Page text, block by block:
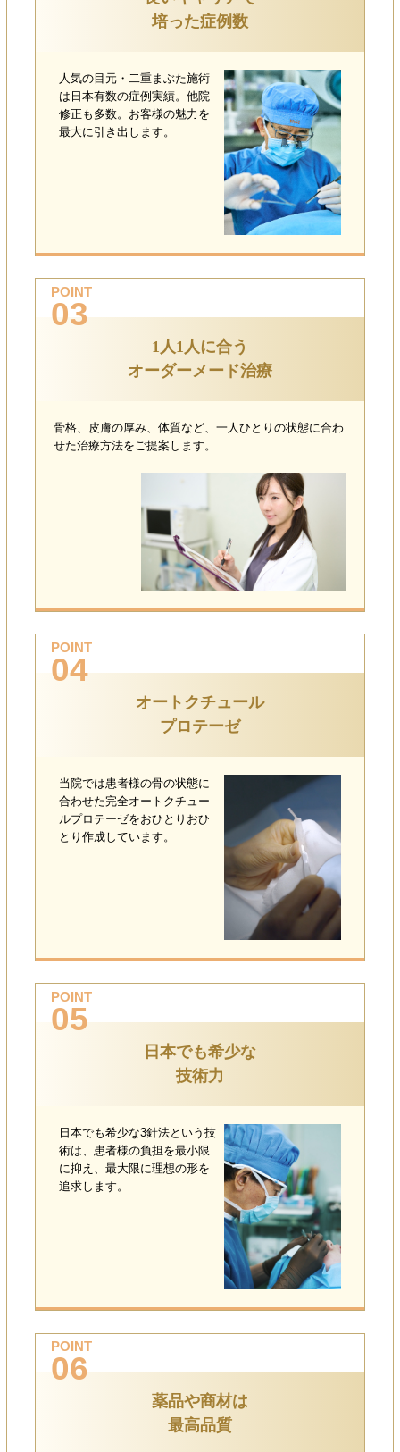
培った症例数
人気の目元・二重まぶた施術
は日本有数の症例実績。他院
修正も多数。お客様の魅力を
最大に引き出します。
POINT
03
1人1人に合う
オーダーメード治療
骨格、皮膚の厚み、体質など、一人ひとりの状態に合わ
せた治療方法をご提案します。
POINT
04
オートクチュール
プロテーゼ
当院では患者様の骨の状態に
合わせた完全オートクチュー
ルプロテーゼをおひとりおひ
とり作成しています。
POINT
05
日本でも希少な
技術力
日本でも希少な3針法という技
術は、患者様の負担を最小限
に抑え、最大限に理想の形を
追求します。
POINT
06
薬品や商材は
最高品質